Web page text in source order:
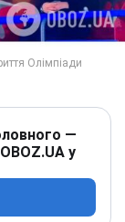
—
у